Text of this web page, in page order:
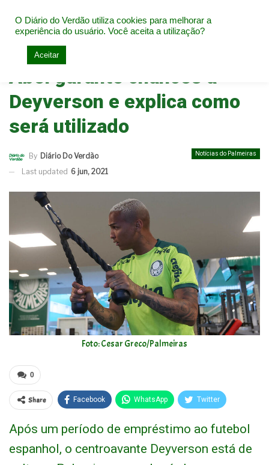
Home Notícias do Palmeiras
Abel garante chances a
Deyverson e explica como
será utilizado
Notícias do Palmeiras
By Diário Do Verdão
Last updated 6 jun, 2021
Foto: Cesar Greco/Palmeiras
0
Share Facebook WhatsApp Twitter
Após um período de empréstimo ao futebol
espanhol, o centroavante Deyverson está de
O Diário do Verdão utiliza cookies para melhorar a
experiência do usuário. Você aceita a utilização?
Aceitar